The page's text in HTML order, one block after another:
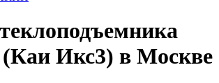
Икс3) в Москве